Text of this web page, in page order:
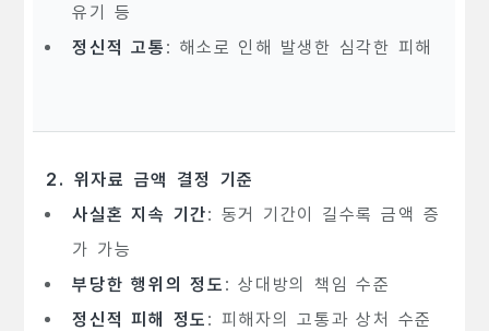
유기 등
정신적 고통 : 해소로 인해 발생한 심각한 피해
2. 위자료 금액 결정 기준
사실혼 지속 기간: 동거 기간이 길수록 금액 증
가 가능
부당한 행위의 정도 : 상대방의 책임 수준
정신적 피해 정도 : 피해자의 고통과 상처 수준